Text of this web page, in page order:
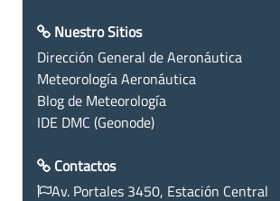
Nuestro Sitios
Dirección General de Aeronáutica
Meteorología Aeronáutica
Blog de Meteorología
IDE DMC (Geonode)
Contactos
Av. Portales 3450, Estación Central